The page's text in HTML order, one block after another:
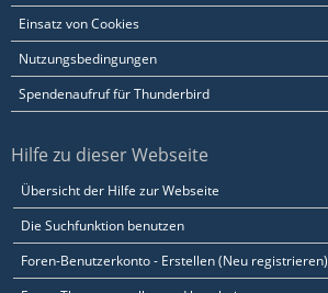
Einsatz von Cookies
Nutzungsbedingungen
Spendenaufruf für Thunderbird
Hilfe zu dieser Webseite
Übersicht der Hilfe zur Webseite
Die Suchfunktion benutzen
Foren-Benutzerkonto - Erstellen (Neu registrieren)